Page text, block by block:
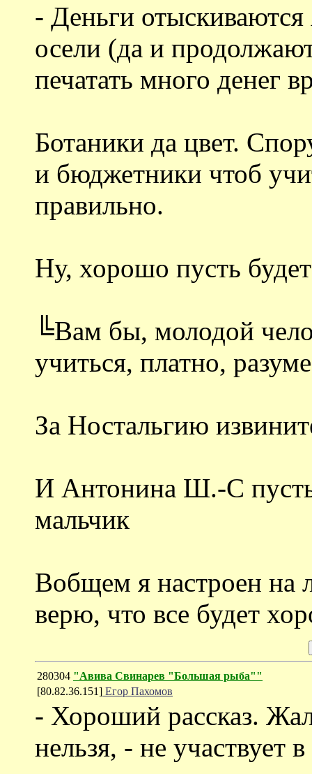
- Деньги
осели (да и
печатать много денег
Ботаники да цвет.
и бюджетники чтоб
правильно.
Ну, хорошо пусть
╚Вам бы, молодой
учиться, платно,
За Ностальгию
И Антонина Ш.-С пусть
мальчик
Вобщем я настроен на
верю, что все будет
280304 "Авива Свинарев "Большая рыба""
[80.82.36.151] Егор Пахомов
- Хороший рассказ.
нельзя, - не участвует